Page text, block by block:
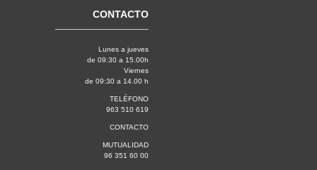
CONTACTO
Lunes a jueves
de 09:30 a 15.00h
Viernes
de 09:30 a 14.00 h
TELÉFONO
963 510 619
CONTACTO
MUTUALIDAD
96 351 60 00